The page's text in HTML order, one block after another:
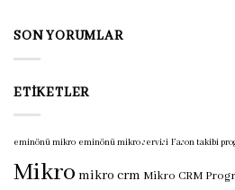
için
SON YORUMLAR
ETIKETLER
eminönü mikro eminönü mikro servisi Fason takibi
Mikro mikro crm Mikro CRM